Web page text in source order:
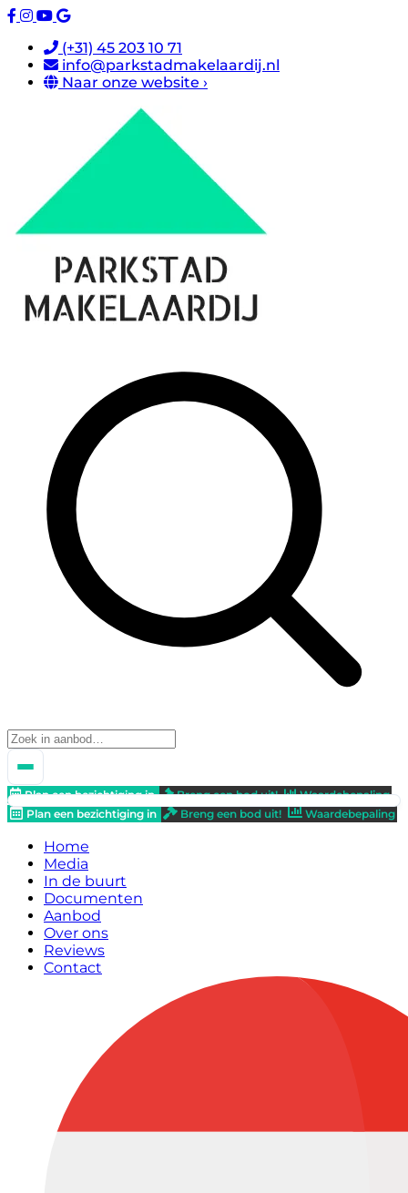
(+31) 45 203 10 71
info@parkstadmakelaardij.nl
Naar onze website ›
Plan een bezichtiging in Breng een bod uit!
Waardebepaling
Plan een bezichtiging in
Breng een bod uit! Waardebepaling
Home
Media
In de buurt
Documenten
Aanbod
Over ons
Reviews
Contact